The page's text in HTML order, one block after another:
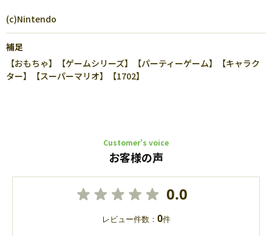
(c)Nintendo
補足
【おもちゃ】【ゲームシリーズ】【パーティーゲーム】【キャラク
ター】【スーパーマリオ】【1702】
Customer’s voice
お客様の声
0.0
レビュー件数： 0件